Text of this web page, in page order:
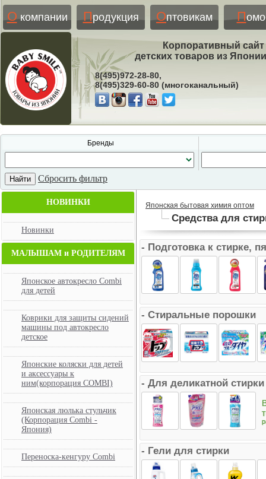
Окомпании Продукция Оптовикам П
Корпоративный
детских товаров из
8(495)972-28-80,
8(495)329-60-80 (многоканальный)
Бренды
Сбросить фильтр
НОВИНКИ
Новинки
МАЛЫШАМ и РОДИТЕЛЯМ
Японское автокресло Combi
для детей
Коврики для защиты сидений
машины под автокресло
детское
Японские коляски для детей
и аксессуары к
ним(корпорация COMBI)
Японская люлька стульчик
(Корпорация Combi -
Япония)
Переноска-кенгуру Combi
Японская бытовая химия оптом
Средства для
- Подготовка к стирке,
- Стиральные порошки
- Для деликатной стирки
- Гели для стирки